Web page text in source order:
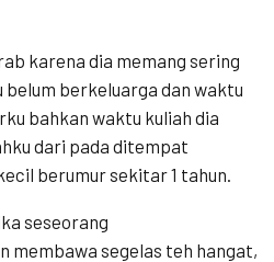
karena dia memang sering
berkeluarga dan waktu
bahkan waktu kuliah dia
dari pada ditempat
berumur sekitar 1 tahun.
seseorang
membawa segelas teh hangat,